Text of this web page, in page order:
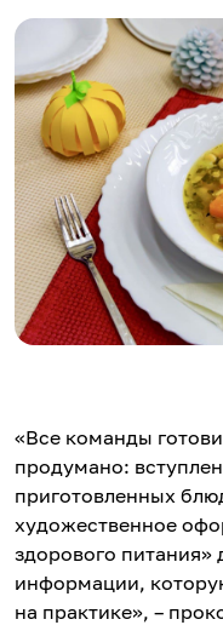
«Все команды
продумано:
приготовленных
художественное
здорового питания»
информации,
на практике», –